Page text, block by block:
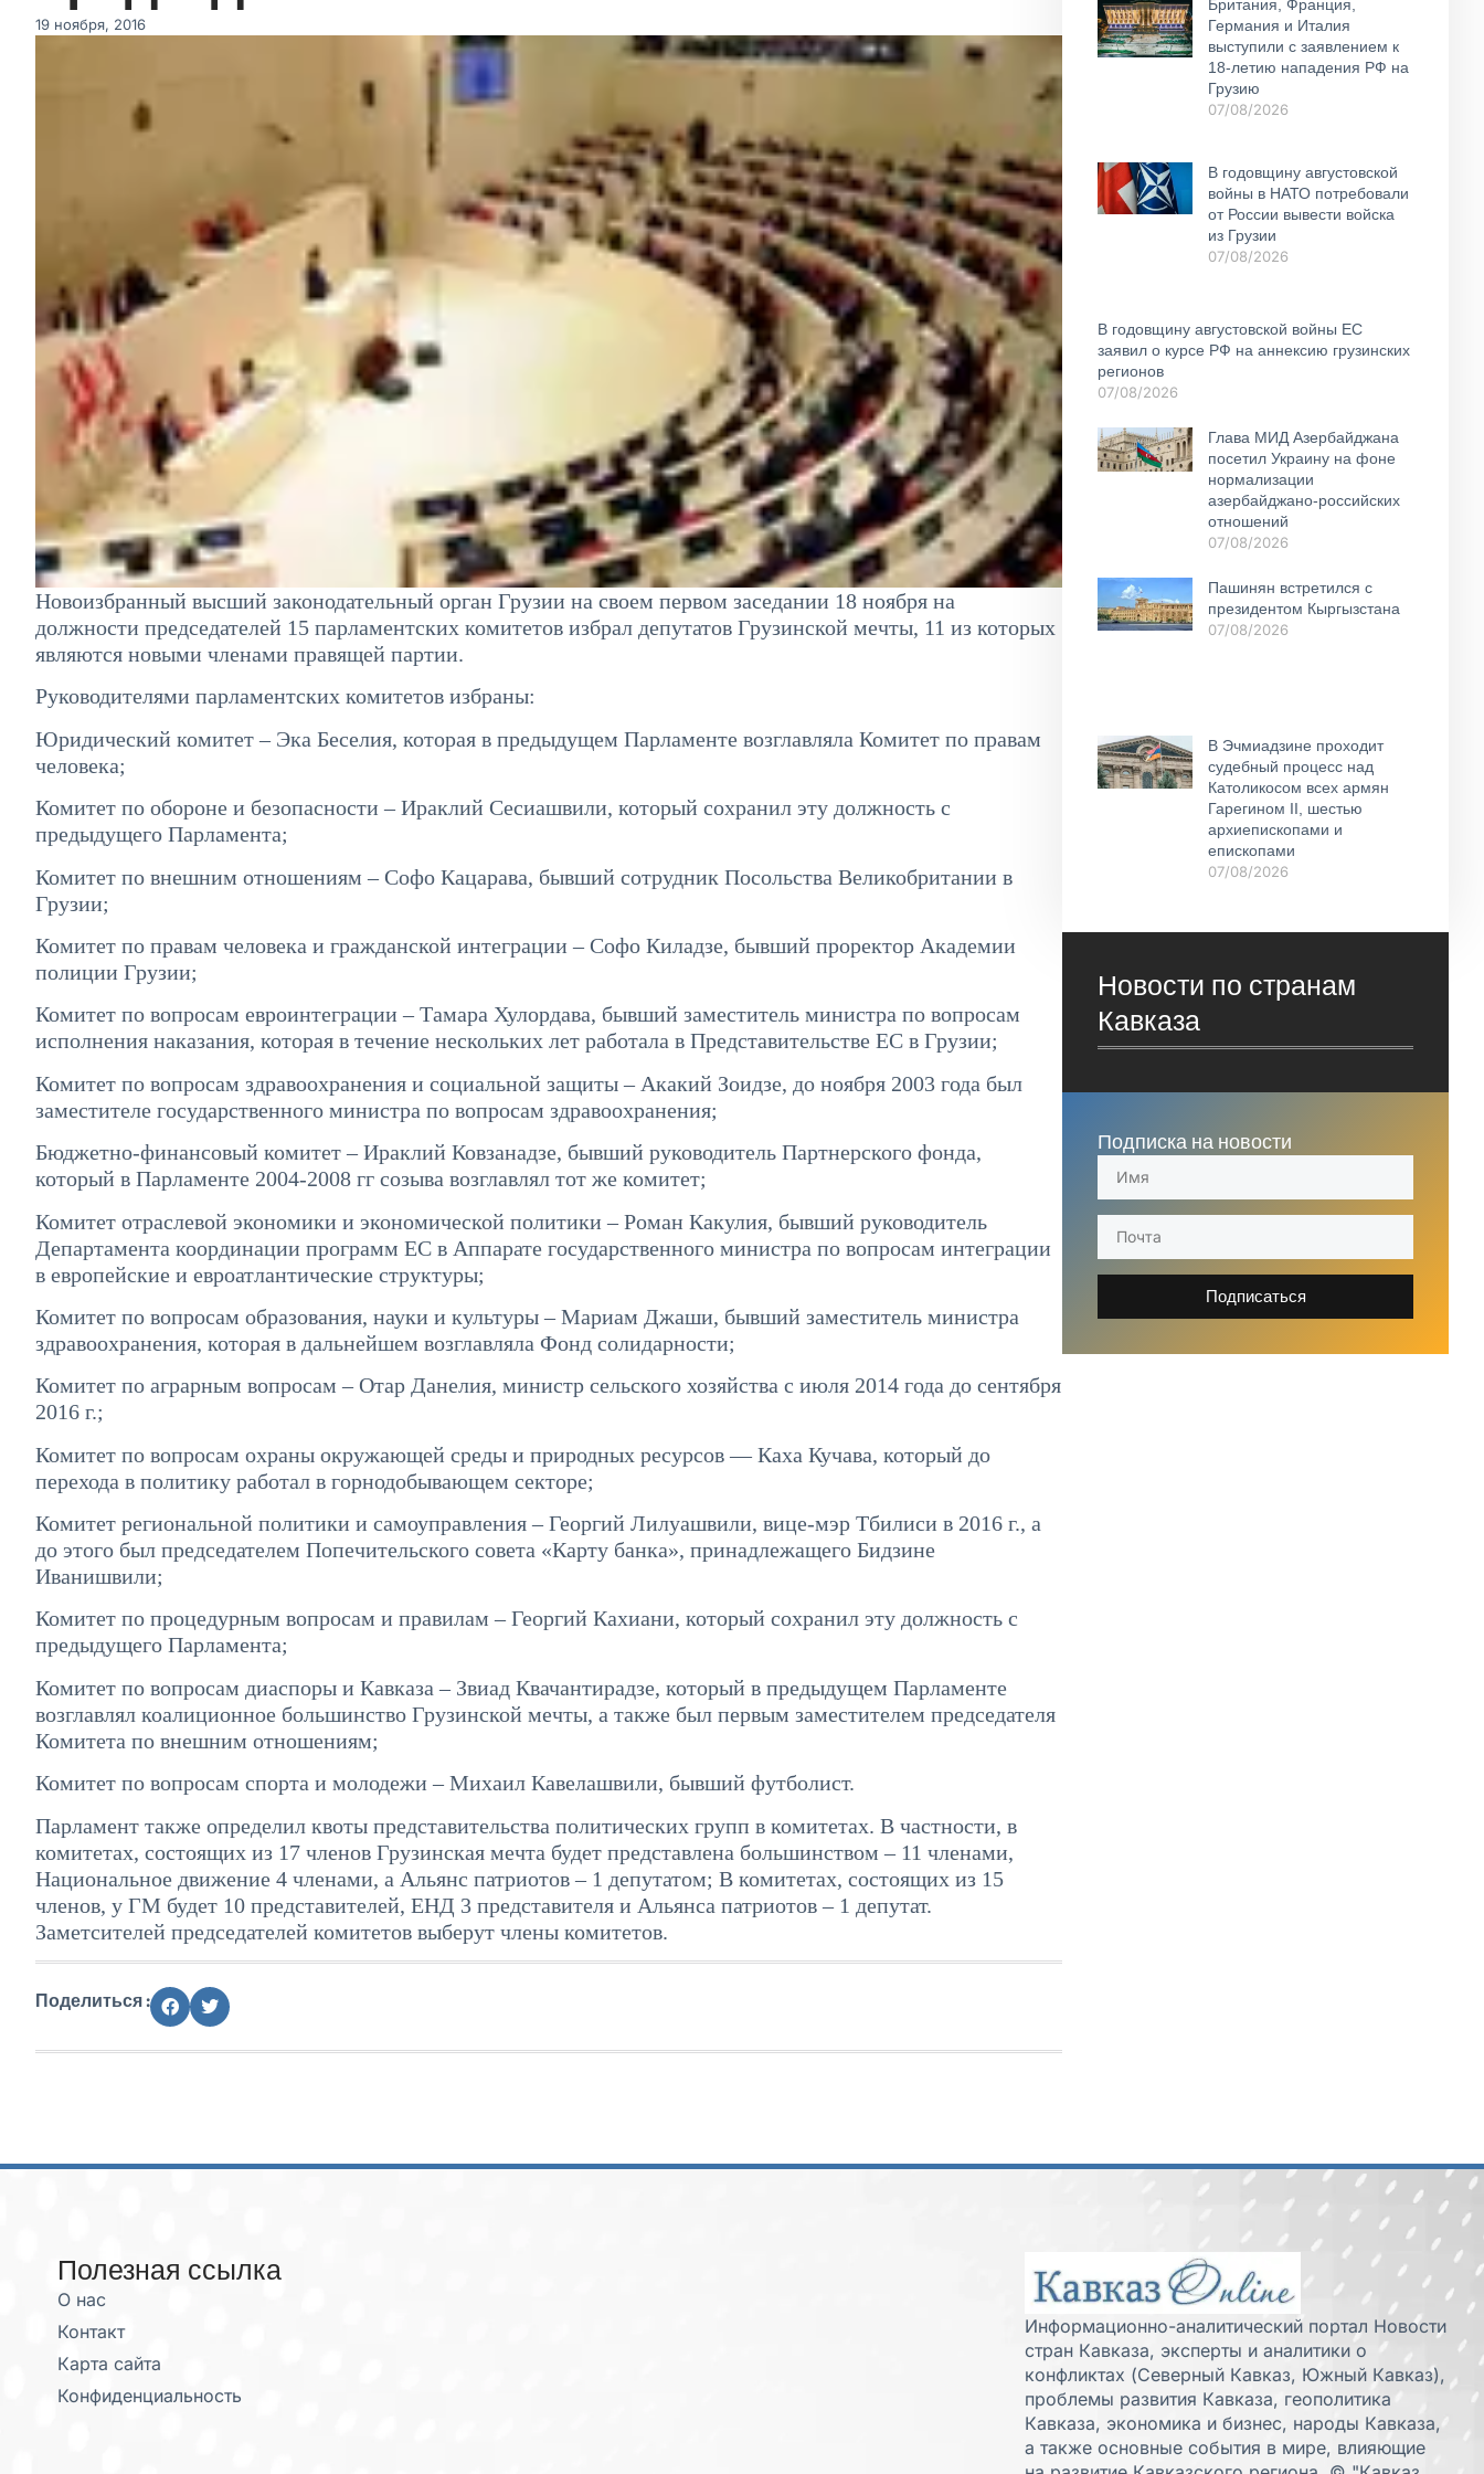
19 ноября, 2016
Новоизбранный высший законодательный орган Грузии на своем первом заседании 18 ноября на
должности председателей 15 парламентских комитетов избрал депутатов Грузинской мечты, 11 из которых
являются новыми членами правящей партии.
Руководителями парламентских комитетов избраны:
Юридический комитет – Эка Беселия, которая в предыдущем Парламенте возглавляла Комитет по правам
человека;
Комитет по обороне и безопасности – Ираклий Сесиашвили, который сохранил эту должность с
предыдущего Парламента;
Комитет по внешним отношениям – Софо Кацарава, бывший сотрудник Посольства Великобритании в
Грузии;
Комитет по правам человека и гражданской интеграции – Софо Киладзе, бывший проректор Академии
полиции Грузии;
Комитет по вопросам евроинтеграции – Тамара Хулордава, бывший заместитель министра по вопросам
исполнения наказания, которая в течение нескольких лет работала в Представительстве ЕС в Грузии;
Комитет по вопросам здравоохранения и социальной защиты – Акакий Зоидзе, до ноября 2003 года был
заместителе государственного министра по вопросам здравоохранения;
Бюджетно-финансовый комитет – Ираклий Ковзанадзе, бывший руководитель Партнерского фонда,
который в Парламенте 2004-2008 гг созыва возглавлял тот же комитет;
Комитет отраслевой экономики и экономической политики – Роман Какулия, бывший руководитель
Департамента координации программ ЕС в Аппарате государственного министра по вопросам интеграции
в европейские и евроатлантические структуры;
Комитет по вопросам образования, науки и культуры – Мариам Джаши, бывший заместитель министра
здравоохранения, которая в дальнейшем возглавляла Фонд солидарности;
Комитет по аграрным вопросам – Отар Данелия, министр сельского хозяйства с июля 2014 года до сентября
2016 г.;
Комитет по вопросам охраны окружающей среды и природных ресурсов — Каха Кучава, который до
перехода в политику работал в горнодобывающем секторе;
Комитет региональной политики и самоуправления – Георгий Лилуашвили, вице-мэр Тбилиси в 2016 г., а
до этого был председателем Попечительского совета «Карту банка», принадлежащего Бидзине
Иванишвили;
Комитет по процедурным вопросам и правилам – Георгий Кахиани, который сохранил эту должность с
предыдущего Парламента;
Комитет по вопросам диаспоры и Кавказа – Звиад Квачантирадзе, который в предыдущем Парламенте
возглавлял коалиционное большинство Грузинской мечты, а также был первым заместителем председателя
Комитета по внешним отношениям;
Комитет по вопросам спорта и молодежи – Михаил Кавелашвили, бывший футболист.
Парламент также определил квоты представительства политических групп в комитетах. В частности, в
комитетах, состоящих из 17 членов Грузинская мечта будет представлена большинством – 11 членами,
Национальное движение 4 членами, а Альянс патриотов – 1 депутатом; В комитетах, состоящих из 15
членов, у ГМ будет 10 представителей, ЕНД 3 представителя и Альянса патриотов – 1 депутат.
Заметсителей председателей комитетов выберут члены комитетов.
Поделиться :
Британия, Франция,
Германия и Италия
выступили с заявлением к
18-летию нападения РФ на
Грузию
07/08/2026
В годовщину августовской
войны в НАТО потребовали
от России вывести войска
из Грузии
07/08/2026
В годовщину августовской войны ЕС
заявил о курсе РФ на аннексию грузинских
регионов
07/08/2026
Глава МИД Азербайджана
посетил Украину на фоне
нормализации
азербайджано-российских
отношений
07/08/2026
Пашинян встретился с
президентом Кыргызстана
07/08/2026
В Эчмиадзине проходит
судебный процесс над
Католикосом всех армян
Гарегином II, шестью
архиепископами и
епископами
07/08/2026
Новости по странам
Кавказа
Подписка на новости
Подписаться
Полезная ссылка
О нас
Контакт
Карта сайта
Конфиденциальность
Информационно-аналитический портал Новости
стран Кавказа, эксперты и аналитики о
конфликтах (Северный Кавказ, Южный Кавказ),
проблемы развития Кавказа, геополитика
Кавказа, экономика и бизнес, народы Кавказа,
а также основные события в мире, влияющие